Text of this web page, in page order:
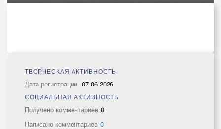
ТВОРЧЕСКАЯ АКТИВНОСТЬ
Дата регистрации 07.06.2026
СОЦИАЛЬНАЯ АКТИВНОСТЬ
Получено комментариев 0
Написано комментариев 0